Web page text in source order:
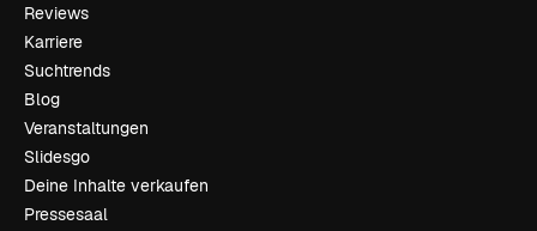
Reviews
Karriere
Suchtrends
Blog
Veranstaltungen
Slidesgo
Deine Inhalte verkaufen
Pressesaal